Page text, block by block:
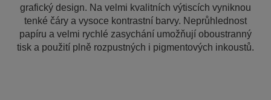
grafický design. Na velmi kvalitních výtiscích vyniknou
tenké čáry a vysoce kontrastní barvy. Neprůhlednost
papíru a velmi rychlé zasychání umožňují oboustranný
tisk a použití plně rozpustných i pigmentových inkoustů.